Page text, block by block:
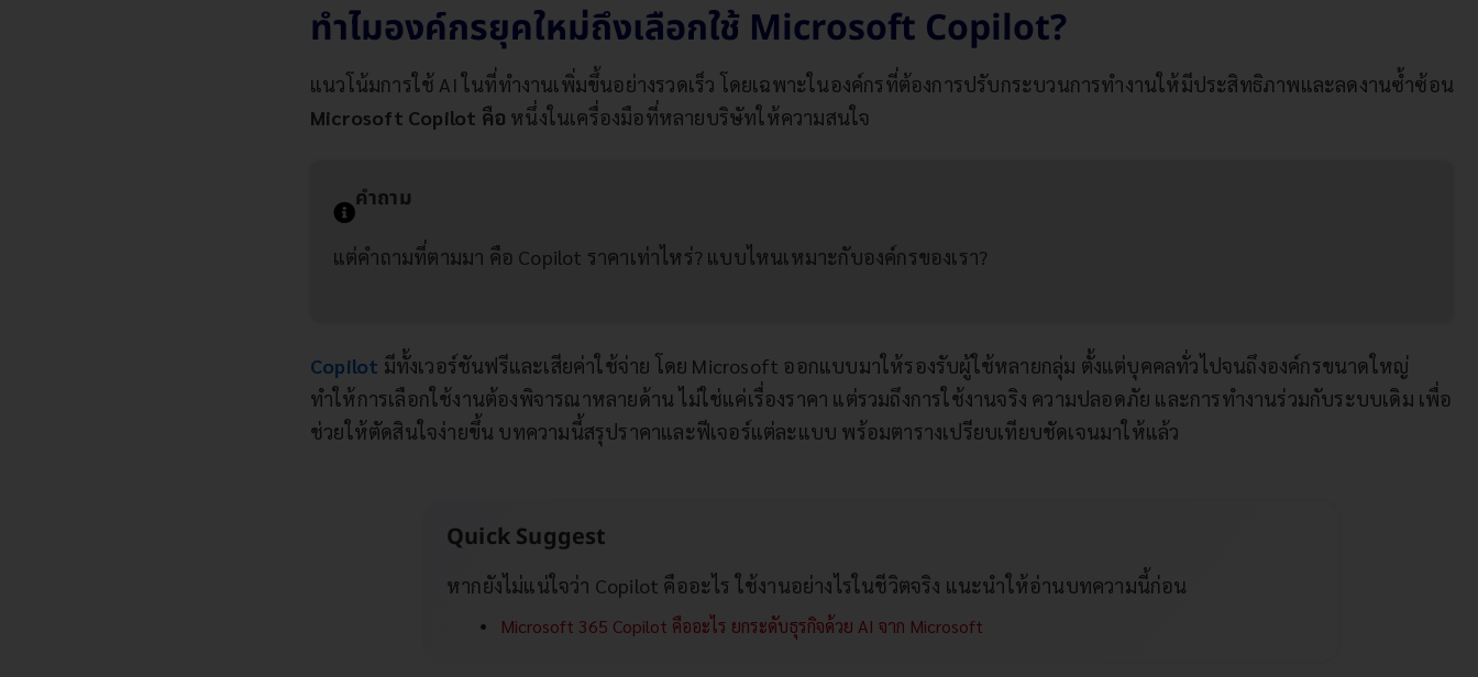
ทำไมองค์กรยุคใหม่ถึงเลือกใช้ Microsoft Copilot?
แนวโน้มการใช้ AI ในที่ทำงานเพิ่มขึ้นอย่างรวดเร็ว โดยเฉพาะในองค์กรที่ต้องการปรับกระบวนการทำงานให้มีประสิทธิภาพและลดงานซ้ำซ้อน
Microsoft Copilot คือ หนึ่งในเครื่องมือที่หลายบริษัทให้ความสนใจ
คำถาม
แต่คำถามที่ตามมา คือ Copilot ราคาเท่าไหร่? แบบไหนเหมาะกับองค์กรของเรา?
Copilot มีทั้งเวอร์ชันฟรีและเสียค่าใช้จ่าย โดย Microsoft ออกแบบมาให้รองรับผู้ใช้หลายกลุ่ม ตั้งแต่บุคคลทั่วไปจนถึงองค์กรขนาดใหญ่
ทำให้การเลือกใช้งานต้องพิจารณาหลายด้าน ไม่ใช่แค่เรื่องราคา แต่รวมถึงการใช้งานจริง ความปลอดภัย และการทำงานร่วมกับระบบเดิม เพื่อ
ช่วยให้ตัดสินใจง่ายขึ้น บทความนี้สรุปราคาและฟีเจอร์แต่ละแบบ พร้อมตารางเปรียบเทียบชัดเจนมาให้แล้ว
Quick Suggest
หากยังไม่แน่ใจว่า Copilot คืออะไร ใช้งานอย่างไรในชีวิตจริง แนะนำให้อ่านบทความนี้ก่อน
Microsoft 365 Copilot คืออะไร ยกระดับธุรกิจด้วย AI จาก Microsoft